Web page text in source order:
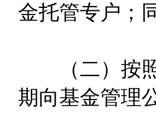
金托管专户；
（二）按照
期向基金管理